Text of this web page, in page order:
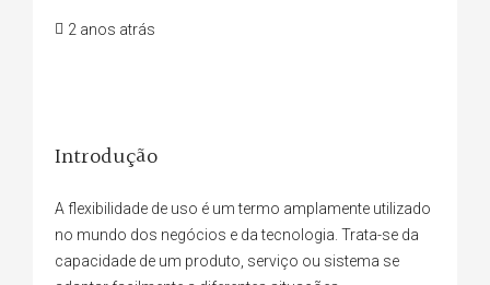
2 anos atrás
Introdução
A flexibilidade de uso é um termo amplamente utilizado
no mundo dos negócios e da tecnologia. Trata-se da
capacidade de um produto, serviço ou sistema se